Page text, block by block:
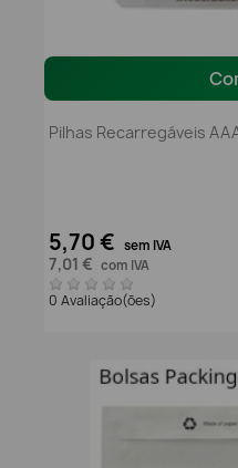
Pilhas Recarregáveis
5,70 € sem IVA
7,01 € com IVA
0 Avaliação(ões)